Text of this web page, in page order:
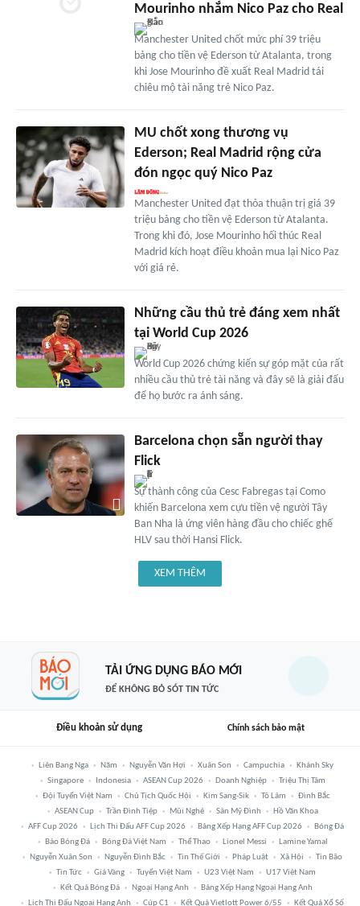
Mourinho nhắm Nico Paz cho Real
Manchester United chốt mức phí 39 triệu
bảng cho tiền vệ Ederson từ Atalanta, trong
khi Jose Mourinho đề xuất Real Madrid tái
chiêu mộ tài năng trẻ Nico Paz.
MU chốt xong thương vụ
Ederson; Real Madrid rộng cửa
đón ngọc quý Nico Paz
Manchester United đạt thỏa thuận trị giá 39
triệu bảng cho tiền vệ Ederson từ Atalanta.
Trong khi đó, Jose Mourinho hối thúc Real
Madrid kích hoạt điều khoản mua lại Nico Paz
với giá rẻ.
Những cầu thủ trẻ đáng xem nhất
tại World Cup 2026
World Cup 2026 chứng kiến sự góp mặt của rất
nhiều cầu thủ trẻ tài năng và đây sẽ là giải đấu
để họ bước ra ánh sáng.
Barcelona chọn sẵn người thay
Flick
Sự thành công của Cesc Fabregas tại Como
khiến Barcelona xem cựu tiền vệ người Tây
Ban Nha là ứng viên hàng đầu cho chiếc ghế
HLV sau thời Hansi Flick.
XEM THÊM
TẢI ỨNG DỤNG BÁO MỚI
ĐỂ KHÔNG BỎ SÓT TIN TỨC
Điều khoản sử dụng Chính sách bảo mật
Liên Bang Nga Năm Nguyễn Văn Hợi Xuân Son Campuchia
Khánh Sky
Singapore
Indonesia ASEAN Cup 2026 Doanh Nghiệp
Triệu Thị Tâm
Đội Tuyển Việt Nam
Chủ Tịch Quốc Hội Kim Sang-Sik Tô Lâm
Đình Bắc
ASEAN Cup
Trần Đình Tiệp Mũi Nghê Sân Mỹ Đình
Hồ Văn Khoa
AFF Cup 2026
Lịch Thi Đấu AFF Cup 2026 Bảng Xếp Hạng AFF Cup 2026
Bóng Đá
Báo Bóng Đá
Bóng Đá Việt Nam Thể Thao Lionel Messi
Lamine Yamal
Nguyễn Xuân Son
Nguyễn Đình Bắc Tin Thế Giới Pháp Luật Xã Hội
Tin Bão
Tin Tức
Giá Vàng Tuyển Việt Nam U23 Việt Nam
U17 Việt Nam
Kết Quả Bóng Đá
Ngoại Hạng Anh
Bảng Xếp Hạng Ngoại Hạng Anh
Lịch Thi Đấu Ngoại Hạng Anh
Cúp C1 Kết Quả Vietlott Power 6/55 Kết Quả Xổ Số